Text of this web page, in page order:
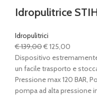
Idropulitrice
Idropulitrici
€139,00Il
prezzo
originale
era:
€ 139,00.
€ 125,00
prezzo
attuale
è:
€
Dispositivo
un facile trasporto e
Pressione max 120 BAR,
pompa ad alta pressione